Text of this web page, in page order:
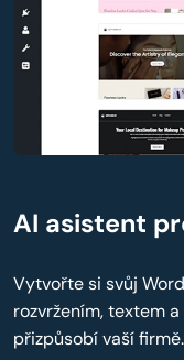
AI asistent
Vytvořte si svůj
rozvržením, textem
přizpůsobí vaší firmě.